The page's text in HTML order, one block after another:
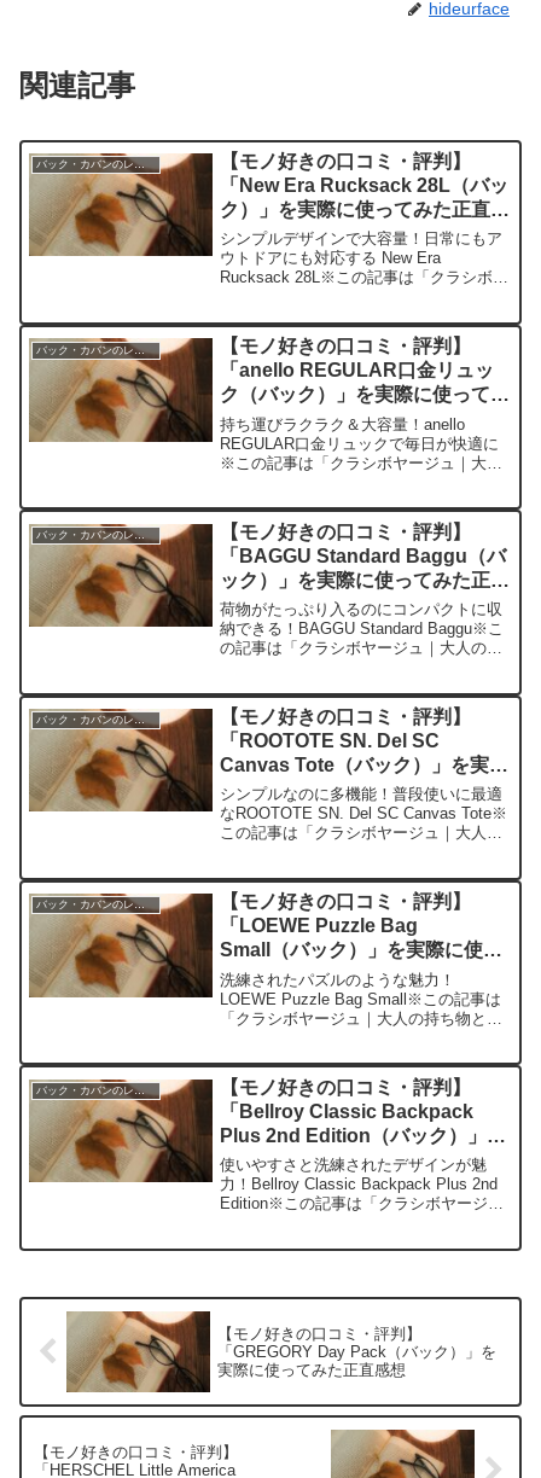
hideurface
関連記事
バック・カバンのレビュー
【モノ好きの口コミ・評判】
「New Era Rucksack 28L（バッ
ク）」を実際に使ってみた正直感
想
シンプルデザインで大容量！日常にもア
ウトドアにも対応する New Era
Rucksack 28L※この記事は「クラシボヤ
サービスへの口コミ今日、編集部が紹介
したいのが...
バック・カバンのレビュー
【モノ好きの口コミ・評判】
「anello REGULAR口金リュッ
ク（バック）」を実際に使ってみ
た正直感想
持ち運びラクラク＆大容量！anello
REGULAR口金リュックで毎日が快適に
※この記事は「クラシボヤージュ｜大人
口コミ今日、編集部が紹介したいのが
「anello R...
バック・カバンのレビュー
【モノ好きの口コミ・評判】
「BAGGU Standard Baggu（バ
ック）」を実際に使ってみた正直
感想
荷物がたっぷり入るのにコンパクトに収
納できる！BAGGU Standard Baggu※こ
の記事は「クラシボヤージュ｜大人の持
ミ今日、編集部が紹介したいのが
「BAGGU...
バック・カバンのレビュー
【モノ好きの口コミ・評判】
「ROOTOTE SN. Del SC
Canvas Tote（バック）」を実際
に使ってみた正直感想
シンプルなのに多機能！普段使いに最適
なROOTOTE SN. Del SC Canvas Tote※
この記事は「クラシボヤージュ｜大人の
コミ今日、編集部が紹介したいのが...
バック・カバンのレビュー
【モノ好きの口コミ・評判】
「LOEWE Puzzle Bag
Small（バック）」を実際に使っ
てみた正直感想
洗練されたパズルのような魅力！
LOEWE Puzzle Bag Small※この記事は
「クラシボヤージュ｜大人の持ち物と暮
編集部が紹介したいのが「LOEWE
Puzzl...
バック・カバンのレビュー
【モノ好きの口コミ・評判】
「Bellroy Classic Backpack
Plus 2nd Edition（バック）」を
実際に使ってみた正直感想
使いやすさと洗練されたデザインが魅
力！Bellroy Classic Backpack Plus 2nd
Edition※この記事は「クラシボヤージュ
【モノ好きの口コミ・評判】
「GREGORY Day Pack（バック）」を
実際に使ってみた正直感想
【モノ好きの口コミ・評判】
「HERSCHEL Little America